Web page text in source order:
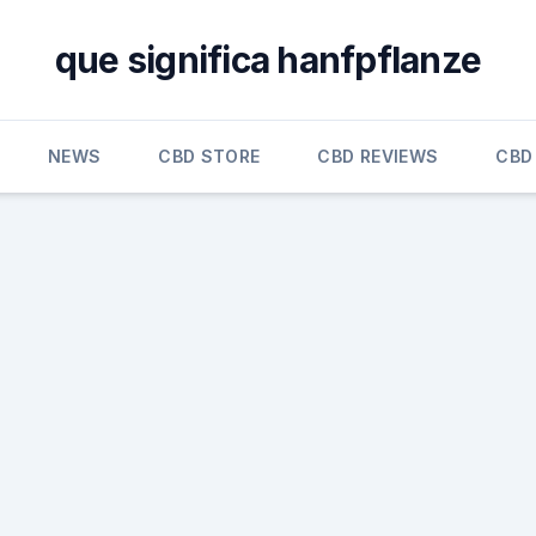
que significa hanfpflanze
NEWS CBD STORE CBD REVIEWS